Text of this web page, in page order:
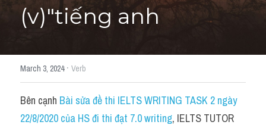
Khác
Từ vựng theo topic
Từ vựng theo Topic
Vocabulary - Grammar
(v)"tiếng anh
March 3, 2024· Verb
Bên cạnh Bài sửa đề thi IELTS WRITING TASK 2 ngày
22/8/2020 của HS đi thi đạt 7.0 writing, IELTS TUTOR